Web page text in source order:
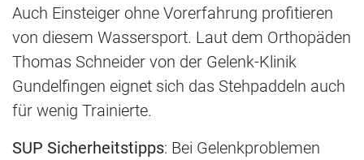
Auch Einsteiger ohne Vorerfahrung profitieren
von diesem Wassersport. Laut dem Orthopäden
Thomas Schneider von der Gelenk-Klinik
Gundelfingen eignet sich das Stehpaddeln auch
für wenig Trainierte.
SUP Sicherheitstipps: Bei Gelenkproblemen